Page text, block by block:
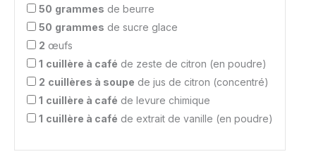
50 grammes de beurre
50 grammes de sucre glace
2 œufs
1 cuillère à café de zeste de citron (en poudre)
2 cuillères à soupe de jus de citron (concentré)
1 cuillère à café de levure chimique
1 cuillère à café de extrait de vanille (en poudre)